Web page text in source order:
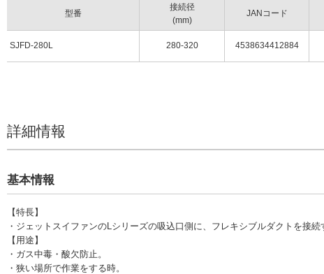
型番
SJFD-280L
接続径
(mm)
JANコード
280-320 4538634412884
詳細情報
基本情報
【特長】
・ジェットスイファンのLシリーズの吸込口側に、フレキシブルダクトを接続
【用途】
・ガス中毒・酸欠防止。
・狭い場所で作業をする時。